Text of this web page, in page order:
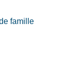
famille